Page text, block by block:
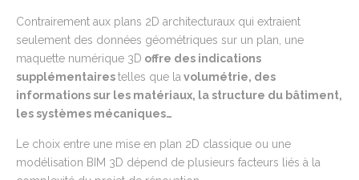
Contrairement aux plans 2D architecturaux qui extraient
seulement des données géométriques sur un plan, une
maquette numérique 3D offre des indications
supplémentairestelles que la volumétrie, des
informations sur les matériaux, la structure du bâtiment,
les systèmes mécaniques…
Le choix entre une mise en plan 2D classique ou une
modélisation BIM 3D dépend de plusieurs facteurs liés à la